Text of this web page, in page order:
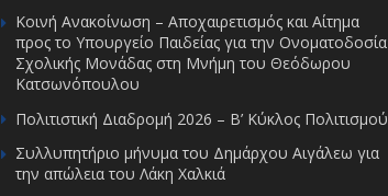
Κοινή Ανακοίνωση – Αποχαιρετισμός και Αίτημα
προς το Υπουργείο Παιδείας για την Ονοματοδοσία
Σχολικής Μονάδας στη Μνήμη του Θεόδωρου
Κατσωνόπουλου
Πολιτιστική Διαδρομή 2026 – Β’ Κύκλος Πολιτισμού
Συλλυπητήριο μήνυμα του Δημάρχου Αιγάλεω για
την απώλεια του Λάκη Χαλκιά